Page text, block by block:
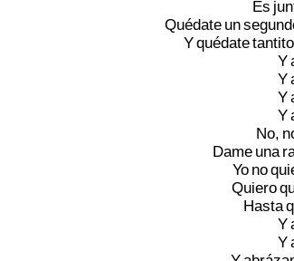
Es
Quédate un
Yquédatetantito
Y
Y
Y
Y
No,
Dame una
Yo no
Quiero
Hasta
Y
Y